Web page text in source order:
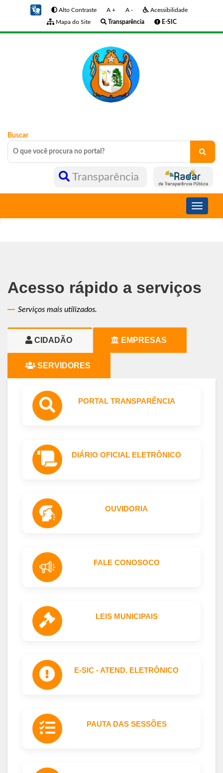
Alto Contraste A + A -
Acessibilidade
Mapa do Site
Transparência E-SIC
Buscar
Transparência
Toggle
Acesso rápido a serviços
Serviços mais utilizados.
CIDADÃO EMPRESAS
SERVIDORES
PORTAL TRANSPARÊNCIA
DIÁRIO OFICIAL ELETRÔNICO
OUVIDORIA
FALE CONOSOCO
LEIS MUNICIPAIS
E-SIC - ATEND. ELETRÔNICO
PAUTA DAS SESSÕES